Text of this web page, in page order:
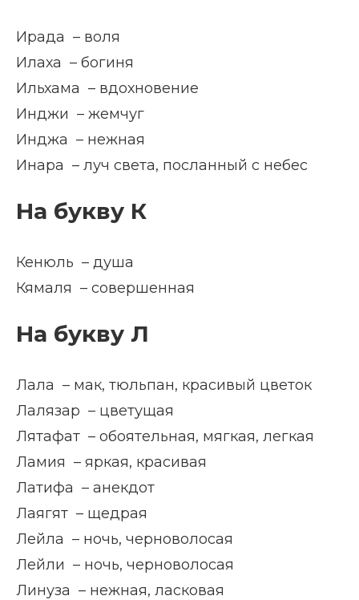
Ирада – воля
Илаха – богиня
Ильхама – вдохновение
Инджи – жемчуг
Инджа – нежная
Инара – луч света, посланный с небес
На букву К
Кенюль – душа
Кямаля – совершенная
На букву Л
Лала – мак, тюльпан, красивый цветок
Лалязар – цветущая
Лятафат – обоятельная, мягкая, легкая
Ламия – яркая, красивая
Латифа – анекдот
Лаягят – щедрая
Лейла – ночь, черноволосая
Лейли – ночь, черноволосая
Линуза – нежная, ласковая